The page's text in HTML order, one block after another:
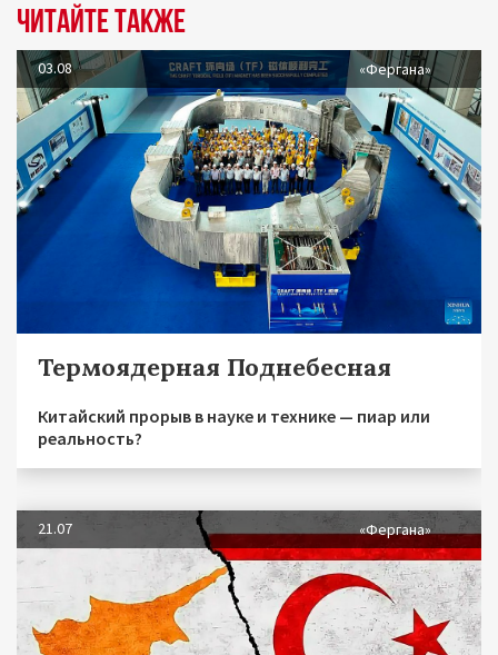
Читайте также
03.08 «Фергана»
Термоядерная Поднебесная
Китайский прорыв в науке и технике — пиар или
реальность?
21.07 «Фергана»